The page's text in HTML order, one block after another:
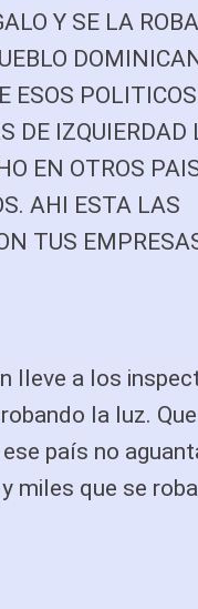
Y SE LA
ESOS POLITICOS
DE IZQUIERDAD
EN OTROS
AHI ESTA LAS
TUS
lleve a los
la luz.
país no
miles que se